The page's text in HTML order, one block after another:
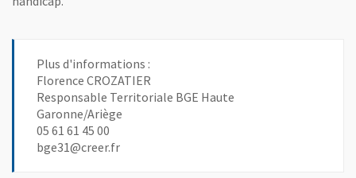
Plus d'informations :
Florence CROZATIER
Responsable Territoriale BGE Haute
Garonne/Ariège
05 61 61 45 00
bge31@creer.fr